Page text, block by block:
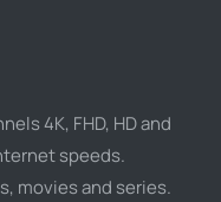
4K, FHD, HD and
speeds.
movies and series.